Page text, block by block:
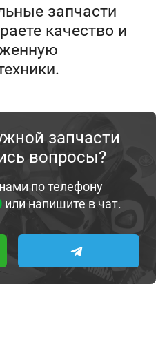
запчасти
качество и
запчасти
вопросы?
по телефону
или напишите в чат.